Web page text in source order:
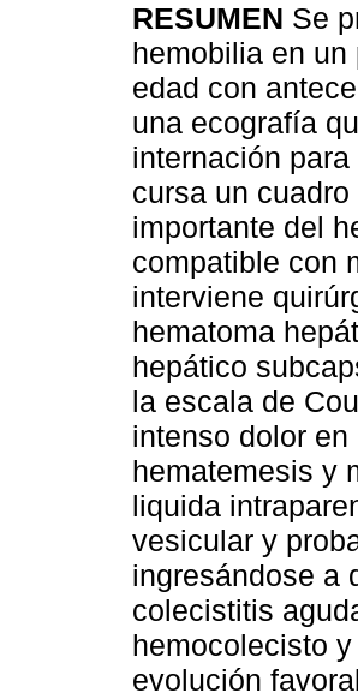
RESUMEN Se
hemobilia en
edad con
una ecografía
internación
cursa un
importante del
compatible con
interviene
hematoma
hepático
la escala de
intenso dolor
hematemesis y
liquida
vesicular y
ingresándose a
colecistitis
hemocolecisto
evolución